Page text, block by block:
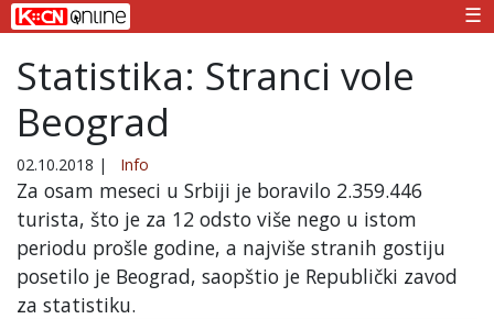
☰
Statistika: Stranci vole
Beograd
02.10.2018 | Info
Za osam meseci u Srbiji je boravilo 2.359.446
turista, što je za 12 odsto više nego u istom
periodu prošle godine, a najviše stranih gostiju
posetilo je Beograd, saopštio je Republički zavod
za statistiku.